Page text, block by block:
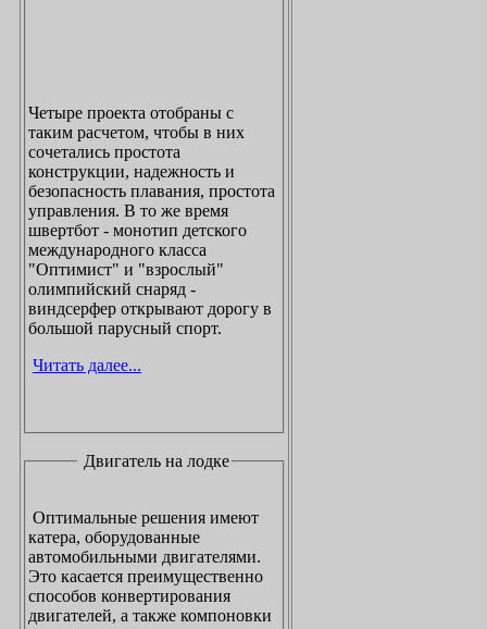
Четыре проекта отобраны с
таким расчетом, чтобы в них
сочетались простота
конструкции, надежность и
безопасность плавания, простота
управления. В то же время
швертбот - монотип детского
международного класса
"Оптимист" и "взрослый"
олимпийский снаряд -
виндсерфер открывают дорогу в
большой парусный спорт.
Читать далее...
Двигатель на лодке
Оптимальные решения имеют
катера, оборудованные
автомобильными двигателями.
Это касается преимущественно
способов конвертирования
двигателей, а также компоновки